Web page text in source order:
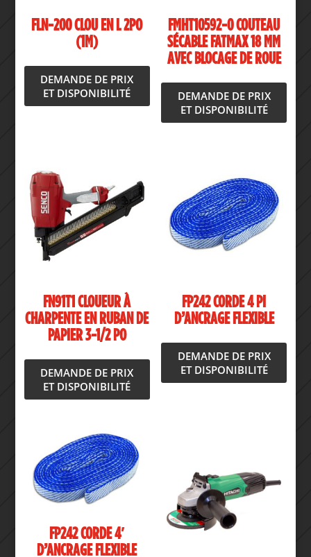
FLN-200 CLOU EN L 2PO
(1M)
DEMANDE DE PRIX
ET DISPONIBILITÉ
FMHT10592-0 COUTEAU
SÉCABLE FATMAX 18 MM
AVEC BLOCAGE DE ROUE
DEMANDE DE PRIX
ET DISPONIBILITÉ
FN91T1 CLOUEUR À
CHARPENTE EN RUBAN DE
PAPIER 3-1/2 PO
DEMANDE DE PRIX
ET DISPONIBILITÉ
FP242 CORDE 4 PI
D’ANCRAGE FLEXIBLE
DEMANDE DE PRIX
ET DISPONIBILITÉ
FP242 CORDE 4′
D’ANCRAGE FLEXIBLE